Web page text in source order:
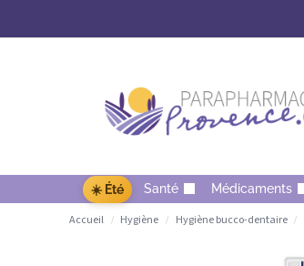
☀️ Été Santé Médicaments
Accueil / Hygiène / Hygiène bucco-dentaire /